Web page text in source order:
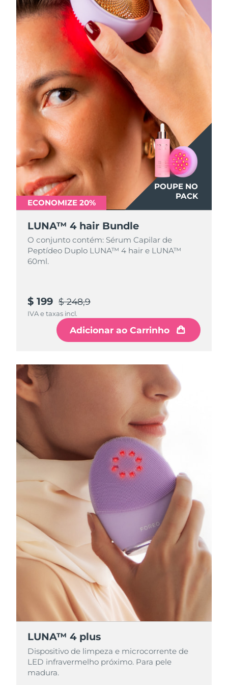
POUPE NO
PACK
ECONOMIZE 20%
LUNA™ 4 hair Bundle
O conjunto contém: Sérum Capilar de
Peptídeo Duplo LUNA™ 4 hair e LUNA™
60ml.
$ 199 $ 248,9
IVA e taxas incl.
Adicionar ao Carrinho
LUNA™ 4 plus
Dispositivo de limpeza e microcorrente de
LED infravermelho próximo. Para pele
madura.
LUNA™ 4 plus
Dispositivo de limpeza e microcorrente de
LED infravermelho próximo. Para pele
madura.